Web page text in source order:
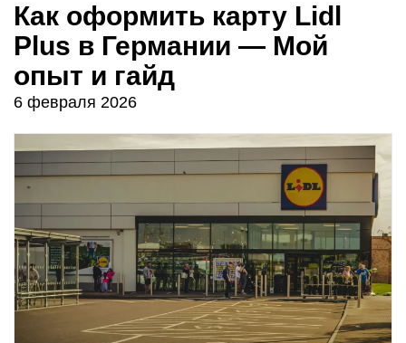
Как оформить карту Lidl
Plus в Германии — Мой
опыт и гайд
6 февраля 2026